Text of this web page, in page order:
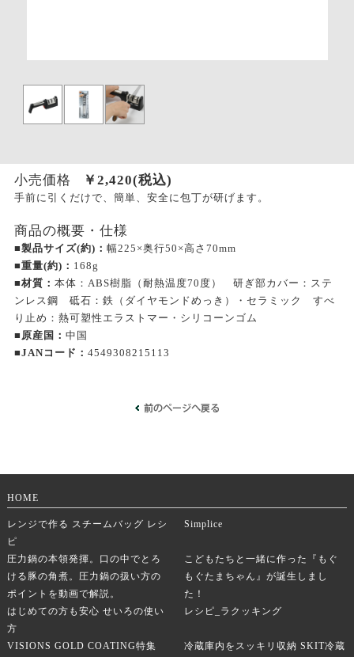
小売価格 ￥ 2,420(税込)
手前に引くだけで、簡単、安全に包丁が研げます。
商品の概要・仕様
■製品サイズ(約)： 幅225×奥行50×高さ70mm
■重量(約)： 168g
■材質： 本体：ABS樹脂（耐熱温度70度） 研ぎ部カバー：ステ
ンレス鋼 砥石：鉄（ダイヤモンドめっき）・セラミック すべ
り止め：熱可塑性エラストマー・シリコーンゴム
■原産国： 中国
■JANコード： 4549308215113
HOME
レンジで作る スチームバッグ レシ
ピ
Simplice
圧力鍋の本領発揮。口の中でとろ
ける豚の角煮。圧力鍋の扱い方の
ポイントを動画で解説。
こどもたちと一緒に作った『もぐ
もぐたまちゃん』が誕生しまし
た！
はじめての方も安心 せいろの使い
方
レシピ_ラクッキング
VISIONS GOLD COATING特集
冷蔵庫内をスッキリ収納 SKIT冷蔵